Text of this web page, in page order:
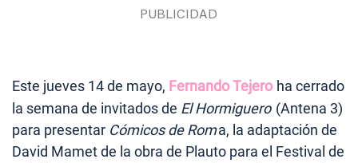
Este jueves 14 de mayo, Fernando Tejero ha cerrado
la semana de invitados de El Hormiguero (Antena 3)
para presentar Cómicos de Roma, la adaptación de
David Mamet de la obra de Plauto para el Festival de